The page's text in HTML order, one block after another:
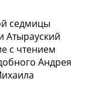
седмицы
Атырауский
с чтением
Андрея